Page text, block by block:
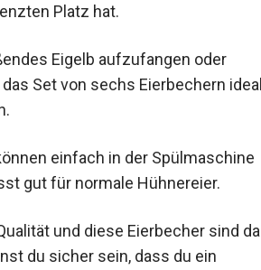
Platz hat.
Eigelb aufzufangen oder
Set von sechs Eierbechern ideal
einfach in der Spülmaschine
gut für normale Hühnereier.
und diese Eierbecher sind da
du sicher sein, dass du ein